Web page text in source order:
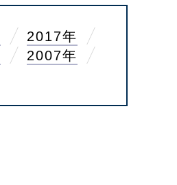
2017年
2007年